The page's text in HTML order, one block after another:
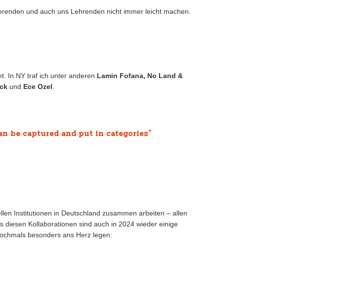
und auch uns Lehrenden nicht immer leicht machen.
In NY traf ich unter anderen Lamin Fofana, No Land &
und Ece Ozel
be captured and put in categories“
Institutionen in Deutschland zusammen arbeiten – allen
diesen Kollaborationen sind auch in 2024 wieder einige
besonders ans Herz legen: